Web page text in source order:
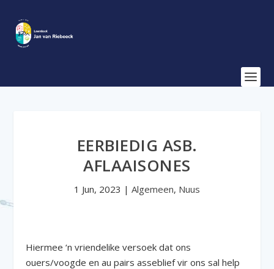
EERBIEDIG ASB.
AFLAAISONES
1 Jun, 2023 | Algemeen, Nuus
Hiermee ‘n vriendelike versoek dat ons
ouers/voogde en au pairs asseblief vir ons sal help